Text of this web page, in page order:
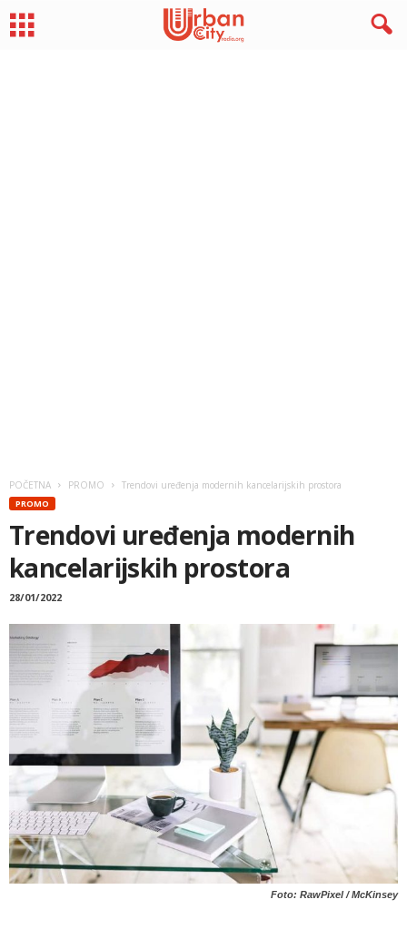
POČETNA PROMO Trendovi uređenja modernih kancelarijskih prostora
PROMO
Trendovi uređenja modernih
kancelarijskih prostora
28/01/2022
Foto: RawPixel / McKinsey